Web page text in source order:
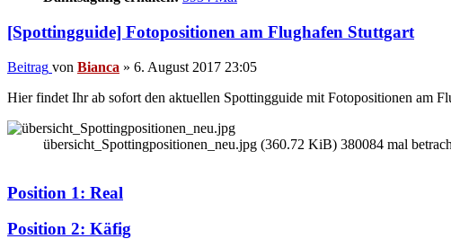
[Spottingguide] Fotopositionen am Flughafen Stuttgart
Beitrag von Bianca » 6. August 2017 23:05
Hier findet Ihr ab sofort den aktuellen Spottingguide mit Fotopositionen am
übersicht_Spottingpositionen_neu.jpg (360.72 KiB) 380084 mal
Position 1: Real
Position 2: Käfig